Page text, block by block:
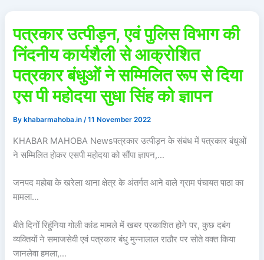
पत्रकार उत्पीड़न, एवं पुलिस विभाग की
निंदनीय कार्यशैली से आक्रोशित
पत्रकार बंधुओं ने सम्मिलित रूप से दिया
एस पी महोदया सुधा सिंह को ज्ञापन
By khabarmahoba.in/11 November 2022
KHABAR MAHOBA Newsपत्रकार उत्पीड़न के संबंध में पत्रकार बंधुओं
ने सम्मिलित होकर एसपी महोदया को सौंपा ज्ञापन,…
जनपद महोबा के खरेला थाना क्षेत्र के अंतर्गत आने वाले ग्राम पंचायत पाठा का
मामला…
बीते दिनों रिहुंनिया गोली कांड मामले में खबर प्रकाशित होने पर, कुछ दबंग
व्यक्तियों ने समाजसेवी एवं पत्रकार बंधु मुन्नालाल राठौर पर सोते वक्त किया
जानलेवा हमला,…